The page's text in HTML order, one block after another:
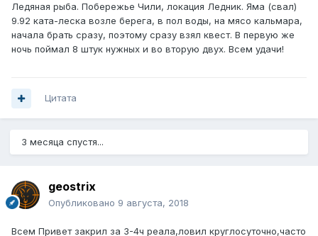
Ледяная рыба. Побережье Чили, локация Ледник. Яма (свал)
9.92 ката-леска возле берега, в пол воды, на мясо кальмара,
начала брать сразу, поэтому сразу взял квест. В первую же
ночь поймал 8 штук нужных и во вторую двух. Всем удачи!
Цитата
3 месяца спустя...
geostrix
Опубликовано 9 августа, 2018
Всем Привет закрил за 3-4ч реала,ловил круглосуточно,часто